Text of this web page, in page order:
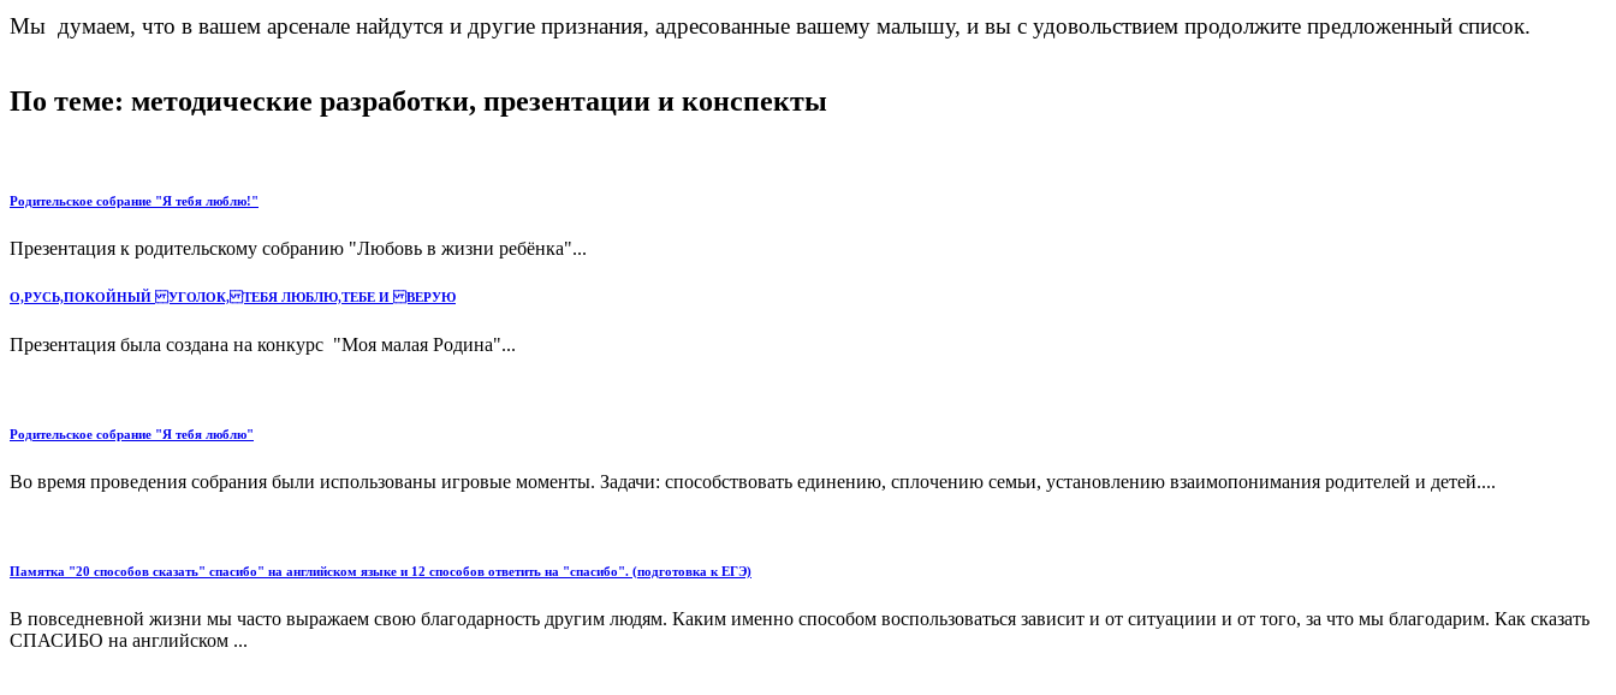
Мы думаем, что в вашем арсенале найдутся и другие признания, адресованные вашему малышу, и вы с удовольствием продолжите предложенный список.
По теме: методические разработки, презентации и конспекты
Родительское собрание "Я тебя люблю!"
Презентация к родительскому собранию "Любовь в жизни ребёнка"...
О,РУСЬ,ПОКОЙНЫЙ УГОЛОК, ТЕБЯ ЛЮБЛЮ,ТЕБЕ И ВЕРУЮ
Презентация была создана на конкурс "Моя малая Родина"...
Родительское собрание "Я тебя люблю"
Во время проведения собрания были использованы игровые моменты. Задачи: способствовать единению, сплочению семьи, установлению взаимопонимания родителей и детей....
Памятка "20 способов сказать" спасибо" на английском языке и 12 способов ответить на "спасибо". (подготовка к ЕГЭ)
В повседневной жизни мы часто выражаем свою благодарность другим людям. Каким именно способом воспользоваться зависит и от ситуациии и от того, за что мы благодарим. Как сказать
СПАСИБО на английском ...